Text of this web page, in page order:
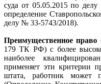
суда от 05.05.2015 по
определение
делу № 33-5743/2018).
Преимущественное право
179 ТК РФ) с более
наиболее
применяет эти критерии
штата, работник может